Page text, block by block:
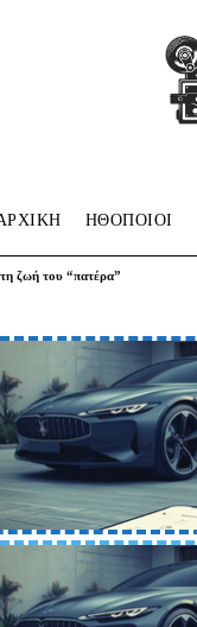
HΘΟΠΟΙΟΙ
ζωή του “πατέρα”